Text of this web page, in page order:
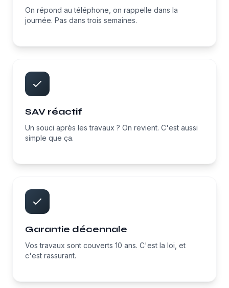
On répond au téléphone, on rappelle dans la
journée. Pas dans trois semaines.
SAV réactif
Un souci après les travaux ? On revient. C'est aussi
simple que ça.
Garantie décennale
Vos travaux sont couverts 10 ans. C'est la loi, et
c'est rassurant.